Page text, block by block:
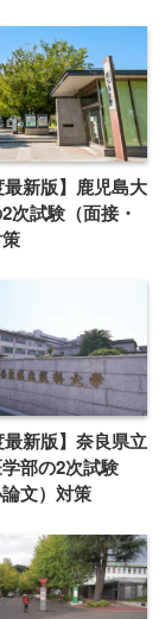
最新版】鹿児島大
次試験（面接・
最新版】奈良県立
部の2次試験
論文）対策